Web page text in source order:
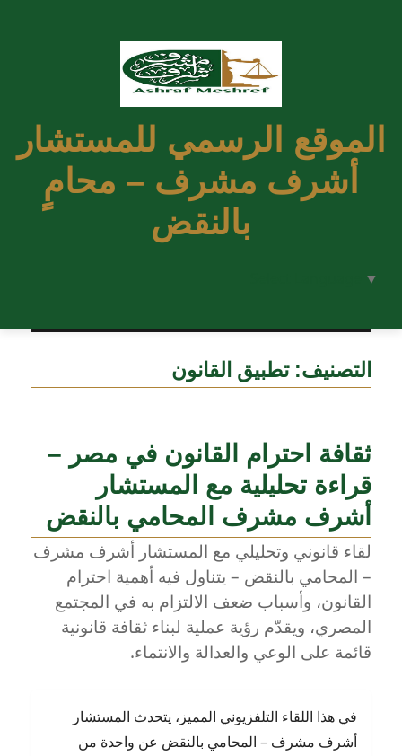
الموقع الرسمي للمستشار
أشرف مشرف – محامٍ
بالنقض
▼
التصنيف:تطبيق القانون
ثقافة احترام القانون في مصر –
قراءة تحليلية مع المستشار
أشرف مشرف المحامي بالنقض
لقاء قانوني وتحليلي مع المستشار أشرف مشرف
– المحامي بالنقض – يتناول فيه أهمية احترام
القانون، وأسباب ضعف الالتزام به في المجتمع
المصري، ويقدّم رؤية عملية لبناء ثقافة قانونية
قائمة على الوعي والعدالة والانتماء.
في هذا اللقاء التلفزيوني المميز، يتحدث المستشار
أشرف مشرف – المحامي بالنقض عن واحدة من